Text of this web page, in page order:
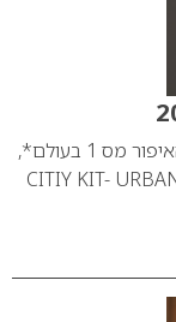
מראה סילבסטר 2019 מייבלין ניו-יורק, מותג האיפור מס 1 בעולם*,